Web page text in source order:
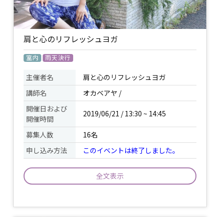
持ち物
ヨガマット又はバスタオル / 飲み物 /
肩と心のリフレッシュヨガ
室内 雨天決行
主催者名
肩と心のリフレッシュヨガ
講師名
オカベアヤ /
開催日および
開催時間
2019/06/21 / 13:30 ~ 14:45
募集人数
16名
申し込み方法
このイベントは終了しました。
全文表示
身体の不調トップ5にあげられる肩こ